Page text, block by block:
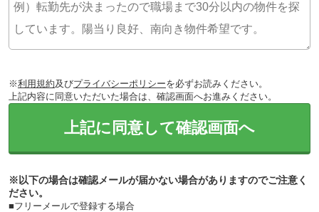
※利用規約及びプライバシーポリシーを必ずお読みください。
上記内容に同意いただいた場合は、確認画面へお進みください。
上記に同意して確認画面へ
※以下の場合は確認メールが届かない場合がありますのでご注意く
ださい。
■フリーメールで登録する場合